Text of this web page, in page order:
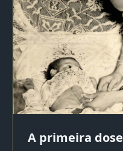
A primeira dose